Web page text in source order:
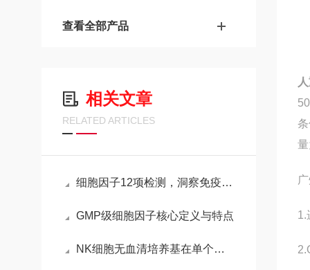
查看全部产品
相关文章
RELATED ARTICLES
细胞因子12项检测，洞察免疫与疾病的重要窗口
GMP级细胞因子核心定义与特点
NK细胞无血清培养基在单个核细胞体外诱导及增殖中的应用
1.